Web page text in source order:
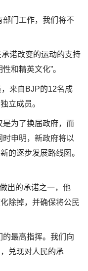
部门工作，我们将不
诺改变的运动的支持
和精英文化”。
来自BJP的12名成
立成员。
是为了换届政府，而
时申明，新政府将以
的逐步发展路线图。
出的承诺之一，他
除掉，并确保将公民
的最高指挥。我们向
兑现对人民的承